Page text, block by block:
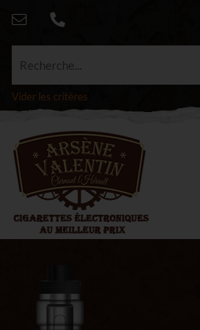
Recherche...
Vider les critères